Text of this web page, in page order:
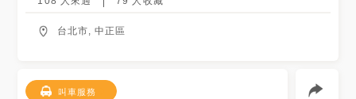
台北市, 中正區
叫車服務